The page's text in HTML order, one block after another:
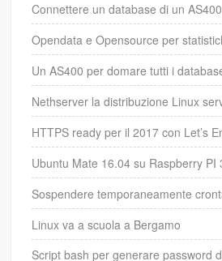
Connettere un database di un
Opendata e Opensource per
Un AS400 per domare tutti i
Nethserver la distribuzione Linux
HTTPS ready per il 2017 con Let’s
Ubuntu Mate 16.04 su Raspberry PI
Sospendere temporaneamente
Linux va a scuola a Bergamo
Script bash per generare password